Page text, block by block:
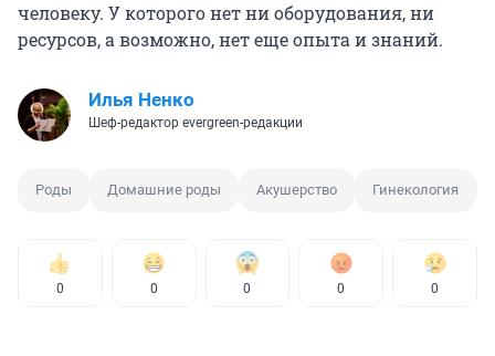
человеку. У которого нет ни оборудования, ни
ресурсов, а возможно, нет еще опыта и знаний.
Илья Ненко
Шеф-редактор evergreen-редакции
Роды Домашние роды Акушерство Гинекология
0 0 0 0 0